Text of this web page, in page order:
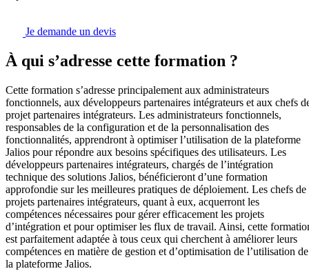
Je demande un devis
À qui s’adresse cette formation ?
Cette formation s’adresse principalement aux administrateurs
fonctionnels, aux développeurs partenaires intégrateurs et aux chefs
projet partenaires intégrateurs. Les administrateurs fonctionnels,
responsables de la configuration et de la personnalisation des
fonctionnalités, apprendront à optimiser l’utilisation de la plateforme
Jalios pour répondre aux besoins spécifiques des utilisateurs. Les
développeurs partenaires intégrateurs, chargés de l’intégration
technique des solutions Jalios, bénéficieront d’une formation
approfondie sur les meilleures pratiques de déploiement. Les chefs de
projets partenaires intégrateurs, quant à eux, acquerront les
compétences nécessaires pour gérer efficacement les projets
d’intégration et pour optimiser les flux de travail. Ainsi, cette
est parfaitement adaptée à tous ceux qui cherchent à améliorer leurs
compétences en matière de gestion et d’optimisation de l’utilisation de
la plateforme Jalios.